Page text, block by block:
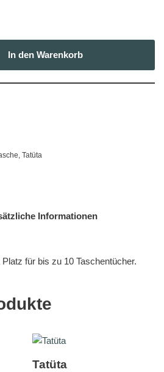
In den Warenkorb
, Tatüta
Informationen
für bis zu 10 Taschentücher.
Tatüta